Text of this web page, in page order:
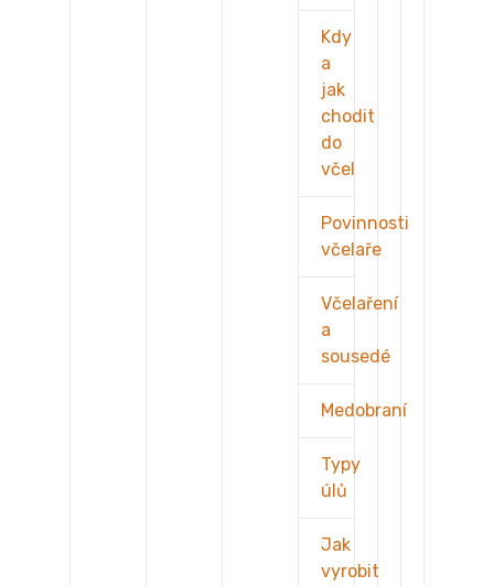
Kdy
a
jak
chodit
do
včel
Povinnosti
včelaře
Včelaření
a
sousedé
Medobraní
Typy
úlů
Jak
vyrobit